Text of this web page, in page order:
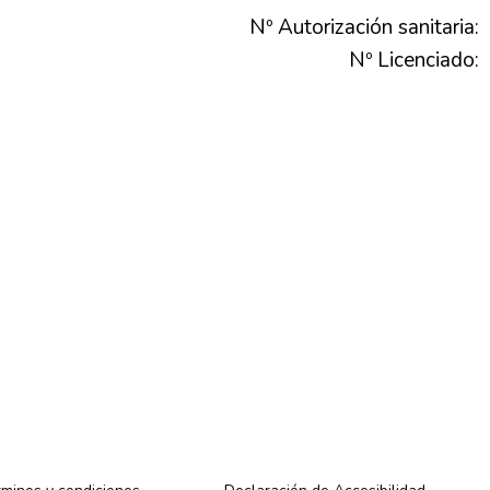
Nº Autorización sanitaria:
Nº Licenciado: